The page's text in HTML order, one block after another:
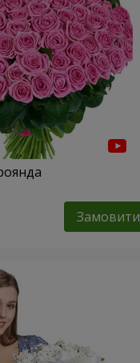
Замовити